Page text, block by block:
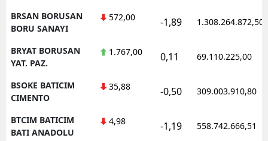
BRSAN BORUSAN
BORU SANAYI
572,00 -1,89 1.308.264.872,50
BRYAT BORUSAN
YAT. PAZ.
1.767,00 0,11 69.110.225,00
BSOKE BATICIM
CIMENTO
35,88 -0,50 309.003.910,80
BTCIM BATICIM
BATI ANADOLU
4,98 -1,19 558.742.666,51